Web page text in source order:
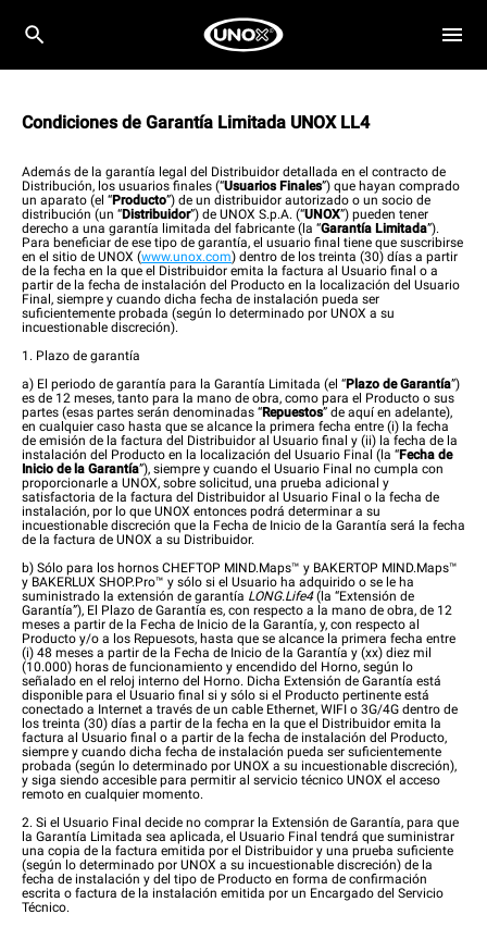
Condiciones de Garantía Limitada UNOX LL4
Además de la garantía legal del Distribuidor detallada en el contracto de
Distribución, los usuarios finales (“Usuarios Finales”) que hayan comprado
un aparato (el “Producto”) de un distribuidor autorizado o un socio de
distribución (un “Distribuidor”) de UNOX S.p.A. (“UNOX”) pueden tener
derecho a una garantía limitada del fabricante (la “Garantía Limitada”).
Para beneficiar de ese tipo de garantía, el usuario final tiene que suscribirse
en el sitio de UNOX (www.unox.com) dentro de los treinta (30) días a partir
de la fecha en la que el Distribuidor emita la factura al Usuario final o a
partir de la fecha de instalación del Producto en la localización del Usuario
Final, siempre y cuando dicha fecha de instalación pueda ser
suficientemente probada (según lo determinado por UNOX a su
incuestionable discreción).
1. Plazo de garantía
a) El periodo de garantía para la Garantía Limitada (el “Plazo de Garantía”)
es de 12 meses, tanto para la mano de obra, como para el Producto o sus
partes (esas partes serán denominadas “Repuestos” de aquí en adelante),
en cualquier caso hasta que se alcance la primera fecha entre (i) la fecha
de emisión de la factura del Distribuidor al Usuario final y (ii) la fecha de la
instalación del Producto en la localización del Usuario Final (la “Fecha de
Inicio de la Garantía”), siempre y cuando el Usuario Final no cumpla con
proporcionarle a UNOX, sobre solicitud, una prueba adicional y
satisfactoria de la factura del Distribuidor al Usuario Final o la fecha de
instalación, por lo que UNOX entonces podrá determinar a su
incuestionable discreción que la Fecha de Inicio de la Garantía será la fecha
de la factura de UNOX a su Distribuidor.
b) Sólo para los hornos CHEFTOP MIND.Maps™ y BAKERTOP MIND.Maps™
y BAKERLUX SHOP.Pro™ y sólo si el Usuario ha adquirido o se le ha
suministrado la extensión de garantía LONG.Life4(la “Extensión de
Garantía”), El Plazo de Garantía es, con respecto a la mano de obra, de 12
meses a partir de la Fecha de Inicio de la Garantía, y, con respecto al
Producto y/o a los Repuesots, hasta que se alcance la primera fecha entre
(i) 48 meses a partir de la Fecha de Inicio de la Garantía y (xx) diez mil
(10.000) horas de funcionamiento y encendido del Horno, según lo
señalado en el reloj interno del Horno. Dicha Extensión de Garantía está
disponible para el Usuario final si y sólo si el Producto pertinente está
conectado a Internet a través de un cable Ethernet, WIFI o 3G/4G dentro de
los treinta (30) días a partir de la fecha en la que el Distribuidor emita la
factura al Usuario final o a partir de la fecha de instalación del Producto,
siempre y cuando dicha fecha de instalación pueda ser suficientemente
probada (según lo determinado por UNOX a su incuestionable discreción),
y siga siendo accesible para permitir al servicio técnico UNOX el acceso
remoto en cualquier momento.
2. Si el Usuario Final decide no comprar la Extensión de Garantía, para que
la Garantía Limitada sea aplicada, el Usuario Final tendrá que suministrar
una copia de la factura emitida por el Distribuidor y una prueba suficiente
(según lo determinado por UNOX a su incuestionable discreción) de la
fecha de instalación y del tipo de Producto en forma de confirmación
escrita o factura de la instalación emitida por un Encargado del Servicio
Técnico.